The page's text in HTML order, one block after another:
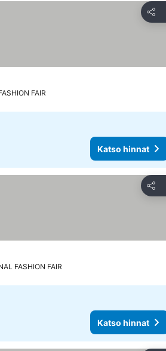
Jaa
FAIR
Katso hinnat
Jaa
FASHION FAIR
Katso hinnat